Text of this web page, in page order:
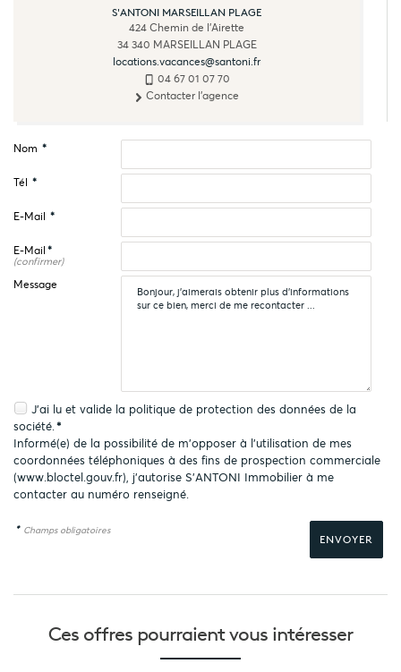
S'ANTONI MARSEILLAN PLAGE
424 Chemin de l'Airette
34 340 MARSEILLAN PLAGE
locations.vacances@santoni.fr
04 67 01 07 70
Contacter l'agence
Nom *
Tél *
E-Mail *
E-Mail *
(confirmer)
Message
J'ai lu et valide la politique de protection des données de la
société.*
Informé(e) de la possibilité de m'opposer à l'utilisation de mes
coordonnées téléphoniques à des fins de prospection commerciale
(www.bloctel.gouv.fr), j'autorise S'ANTONI Immobilier à me
contacter au numéro renseigné.
* Champs obligatoires
Ces offres pourraientvous intéresser